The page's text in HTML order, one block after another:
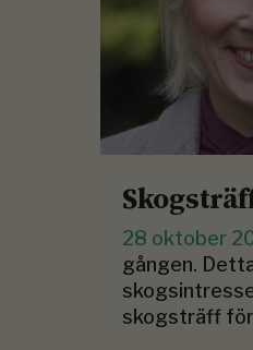
28 oktober
gången.
skogsträff